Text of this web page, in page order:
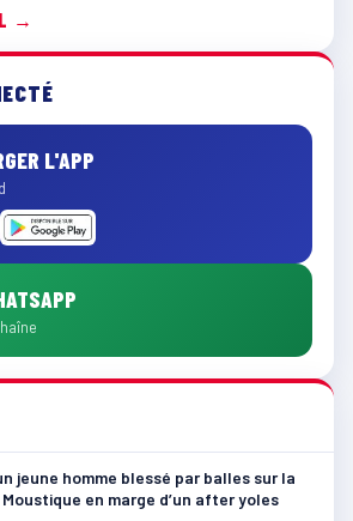
→
L'APP
jeune homme blessé par balles sur la
Moustique en marge d’un after yoles